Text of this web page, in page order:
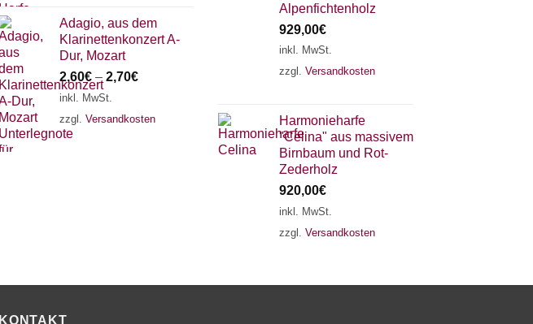
Adagio, aus dem
Klarinettenkonzert A-
Dur, Mozart
2,60€ – 2,70€
inkl. MwSt.
zzgl. Versandkosten
Alpenfichtenholz
929,00€
inkl. MwSt.
zzgl. Versandkosten
Harmonieharfe
"Celina" aus massivem
Birnbaum und Rot-
Zederholz
920,00€
inkl. MwSt.
zzgl. Versandkosten
KONTAKT
18 SAITEN 21 SAITEN 25 SAITEN
AKKORDZITHER